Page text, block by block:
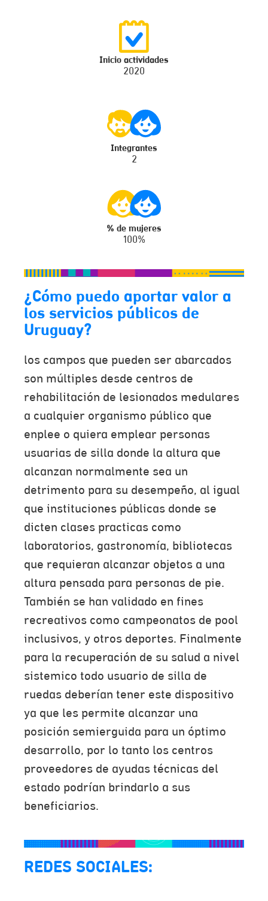
Inicio actividades
2020
Integrantes
2
% de mujeres
100%
¿Cómo puedo aportar valor a
los servicios públicos de
Uruguay?
los campos que pueden ser abarcados
son múltiples desde centros de
rehabilitación de lesionados medulares
a cualquier organismo público que
enplee o quiera emplear personas
usuarias de silla donde la altura que
alcanzan normalmente sea un
detrimento para su desempeño, al igual
que instituciones públicas donde se
dicten clases practicas como
laboratorios, gastronomía, bibliotecas
que requieran alcanzar objetos a una
altura pensada para personas de pie.
También se han validado en fines
recreativos como campeonatos de pool
inclusivos, y otros deportes. Finalmente
para la recuperación de su salud a nivel
sistemico todo usuario de silla de
ruedas deberían tener este dispositivo
ya que les permite alcanzar una
posición semierguida para un óptimo
desarrollo, por lo tanto los centros
proveedores de ayudas técnicas del
estado podrían brindarlo a sus
beneficiarios.
REDES SOCIALES: